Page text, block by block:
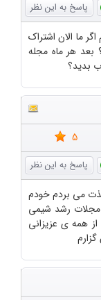
ما الان اشتراک
بعد هر ماه مجله
بدید؟
5
می بردم خودم
رشد شیمی
همه ی عزیزانی